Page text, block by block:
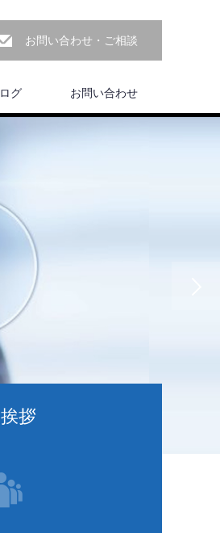
お問い合わせ・ご相談
グ お問い合わせ
Next
拶